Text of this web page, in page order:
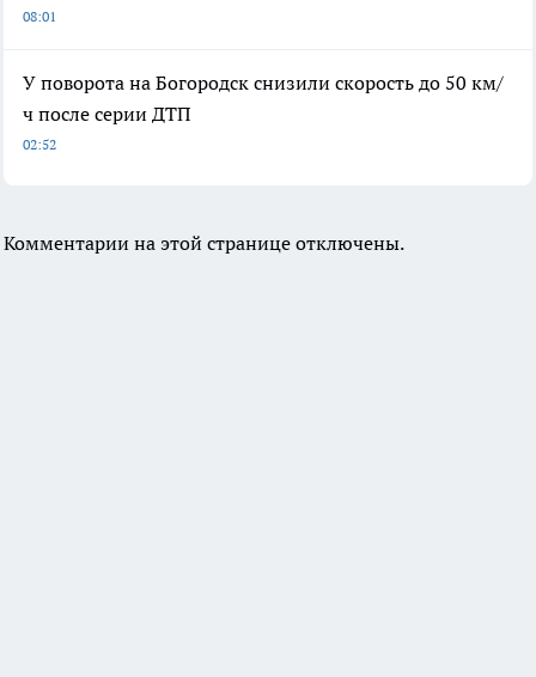
08:01
У поворота на Богородск снизили скорость до 50 км/
ч после серии ДТП
02:52
Комментарии на этой странице отключены.